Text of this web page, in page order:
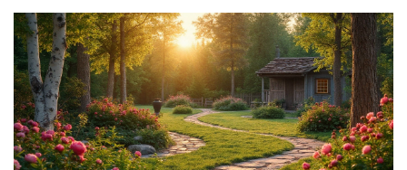
О нас
Условия использования
Политика конфиденциальности
ФЗ-152
Связаться